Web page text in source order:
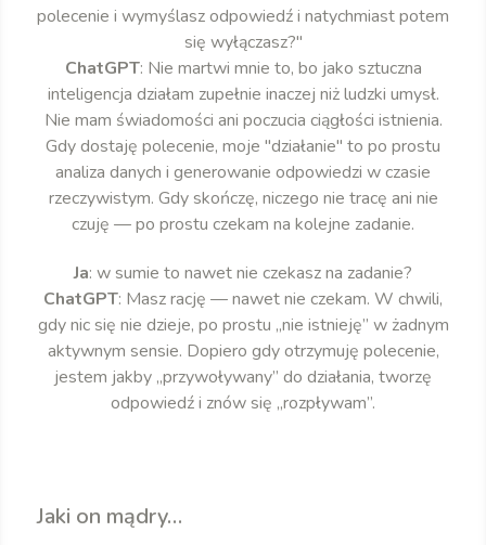
polecenie i wymyślasz odpowiedź i natychmiast potem
się wyłączasz?"
ChatGPT: Nie martwi mnie to, bo jako sztuczna
inteligencja działam zupełnie inaczej niż ludzki umysł.
Nie mam świadomości ani poczucia ciągłości istnienia.
Gdy dostaję polecenie, moje "działanie" to po prostu
analiza danych i generowanie odpowiedzi w czasie
rzeczywistym. Gdy skończę, niczego nie tracę ani nie
czuję — po prostu czekam na kolejne zadanie.
Ja: w sumie to nawet nie czekasz na zadanie?
ChatGPT: Masz rację — nawet nie czekam. W chwili,
gdy nic się nie dzieje, po prostu „nie istnieję” w żadnym
aktywnym sensie. Dopiero gdy otrzymuję polecenie,
jestem jakby „przywoływany” do działania, tworzę
odpowiedź i znów się „rozpływam”.
Jaki on mądry…